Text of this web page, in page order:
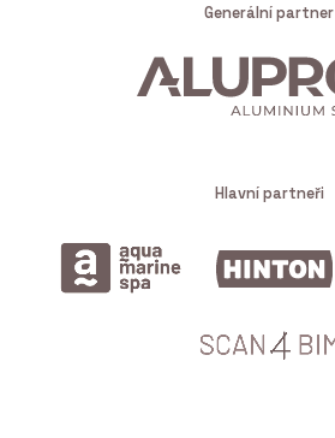
Generální partner
Hlavní partneři